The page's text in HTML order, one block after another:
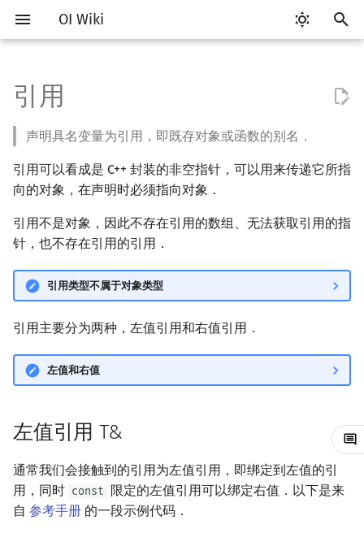
OI Wiki
入
以
始
搜
索
Getting Started
关于本项目
如何参与
OI Wiki 不是什么
格式手册
镜像站列表
致谢
比赛相关简介
赛事
题型
学习路线
学习资源
常见错误
常见技巧
工具软件简介
代码编辑工具
VS Code
Atom
Eclipse
Dev-C++
Geany
评测工具 Cena
CCR Plus
Lemon
命令行
命令行编译与调试
Special Judge
Testlib
Generator
Validator
Interactor
Polygon
OJ 工具
Hello, World!
C++ 语法基础
变量
运算
流程控制语句
联合体
指针
文件操作
C++ 标准库简介
STL 容器
序列式容器
关联式容器
无序关联式容器
STL 算法
bitset
string
左值引用 T&
右值引用 T&&（C++ 11）
悬垂引用
引用相关的优化技巧
消除非轻量对象入参的拷贝
开销
将左值转换为右值
右值延长临时量生命期
pb_ds 简介
堆
平衡树
算法基础简介
复杂度
枚举
模拟
递归 & 分治
冒泡排序
插入排序
计数排序
归并排序
桶排序
前缀和 & 差分
二分
倍增
构造
搜索部分简介
DFS（搜索）
BFS（搜索）
双向搜索
启发式搜索
IDA*
回溯法
Dancing Links
Alpha–Beta 剪枝
动态规划部分简介
动态规划基础
记忆化搜索
背包 DP
区间 DP
状压 DP
数位 DP
插头 DP
计数 DP
斜率优化
四边形不等式优化
Slope Trick 优化
字符串部分简介
字符串基础
标准库
字符串匹配
字符串哈希
Boyer–Moore 算法
Z 函数（扩展 KMP）
AC 自动机
后缀数组 (SA)
数学部分简介
布尔代数
数字系统 平衡三进制
格雷码
位操作
二进制集合操作
置换和排列
弧度制与坐标系
复数
数论
素数
最大公约数
欧拉函数
裴蜀定理 & 一次不定方程
费马小定理 & 欧拉定理
模逆元
快速傅里叶变换
快速数论变换
快速沃尔什变换
多项式多点求值|快速插值
常系数齐次线性递推
容斥原理
斐波那契数列
错位排列
贝尔数
Entringer Number
内积和外积
矩阵
初等变换
线性基
特征多项式
环论
域论
Schreier–Sims 算法
随机变量
随机变量的数字特征
概率不等式
零和游戏
非公平组合游戏
高斯消元
牛顿迭代法
数据结构部分简介
栈
队列
链表
哈希表
配对堆
左偏树
块状数据结构
块状链表
树分块
Sqrt Tree
单调栈
单调队列
ST 表
李超线段树
猫树
区间最值操作 & 区间历史
Kinetic Tournament Tree
Splay 树
WBLT
替罪羊树
AVL 树
左偏红黑树
可持久化块状数组
可持久化平衡树
可持久化字典树
线段树套平衡树
树状数组套权值线段树
分块套树状数组
Euler Tour Tree
Top Tree
图论部分简介
图论相关概念
图的存储
DFS（图论）
BFS（图论）
树的中心
树的重心
最近公共祖先
虚树
动态树分治
拓扑排序
最短路问题
k 短路
同余最短路
生成树问题
最小直径生成树
斯坦纳树
割点和桥
圆方树
点/边连通度
最小割
费用流
上下界网络流
二分图最大权匹配
一般图最大匹配
一般图最大权匹配
计算几何部分简介
二维计算几何基础
三维计算几何基础
距离
Pick 定理
扫描线
旋转卡壳
半平面交
平面最近点对
杂项简介
离散化
双指针
离线算法
整体二分
莫队算法
分数规划
爬山算法
模拟退火
有限状态自动机
计算理论基础
字节顺序
约瑟夫问题
RMQ
并查集应用
括号序列
线段树与离线询问
引用
声明具名变量为引用，即既存对象或函数的别名．
引用可以看成是 C++ 封装的非空指针，可以用来传递它所指
向的对象，在声明时必须指向对象．
引用不是对象，因此不存在引用的数组、无法获取引用的指
针，也不存在引用的引用．
引用类型不属于对象类型
引用主要分为两种，左值引用和右值引用．
左值和右值
左值引用 T&
通常我们会接触到的引用为左值引用，即绑定到左值的引
用，同时 const 限定的左值引用可以绑定右值．以下是来
自 参考手册 的一段示例代码．